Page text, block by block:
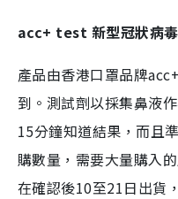
acc+ test 新型冠狀病
產品由香港口罩品牌
到。測試劑以採集鼻液
15分鐘知道結果，而且
購數量，需要大量購入
在確認後10至21日出貨